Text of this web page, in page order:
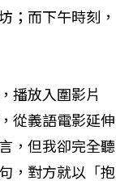
；而下午時刻，
播放入圍影片
從義語電影延伸
，但我卻完全聽
，對方就以「抱